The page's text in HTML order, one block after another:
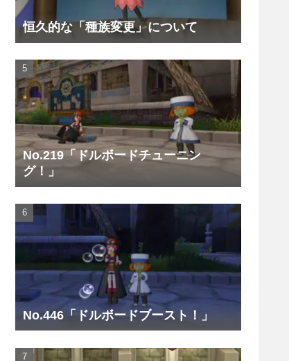
恒久的な「種族変更」について
No.219「ドルボードチューニン
グ！」
No.446「ドルボードブースト！」